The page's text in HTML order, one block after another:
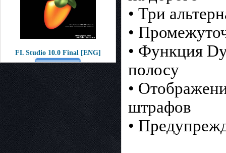
FL Studio 10.0 Final [ENG]
• Три
•
• Функция
полосу
•
штрафов
•